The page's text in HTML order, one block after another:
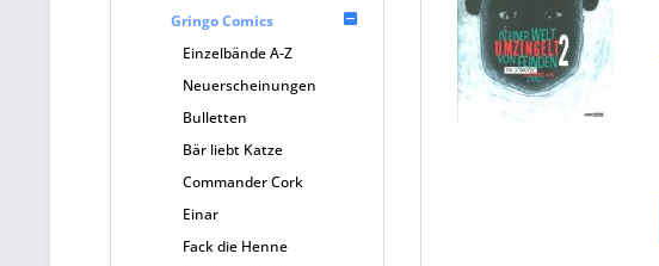
Gringo Comics
Einzelbände A-Z
Neuerscheinungen
Bulletten
Bär liebt Katze
Commander Cork
Einar
Fack die Henne